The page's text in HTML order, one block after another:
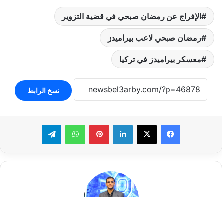
الإفراج عن رمضان صبحي في قضية التزوير
رمضان صبحي لاعب بيراميدز
معسكر بيراميدز في تركيا
نسخ الرابط
لينكدإن بينتيريستواتساب تيلقرام